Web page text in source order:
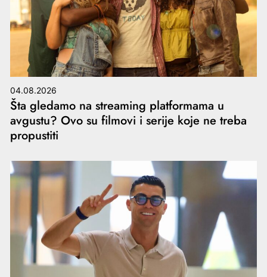
04.08.2026
Šta gledamo na streaming platformama u
avgustu? Ovo su filmovi i serije koje ne treba
propustiti